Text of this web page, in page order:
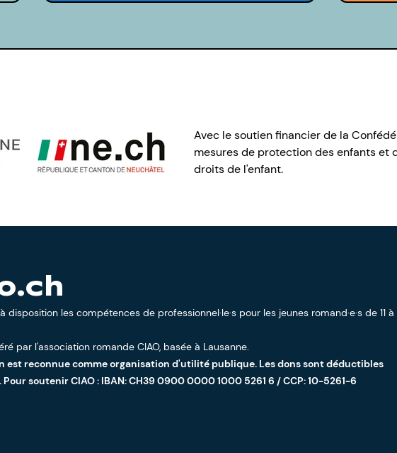
Avec le soutien financier de la
mesures de protection des enfants et
droits de l'enfant.
disposition les compétences de professionnel·le·s pour les jeunes romand·e·s de 11
par l'association romande CIAO, basée à Lausanne.
est reconnue comme organisation d'utilité publique. Les dons sont déductibles
soutenir CIAO : IBAN: CH39 0900 0000 1000 5261 6 / CCP: 10-5261-6